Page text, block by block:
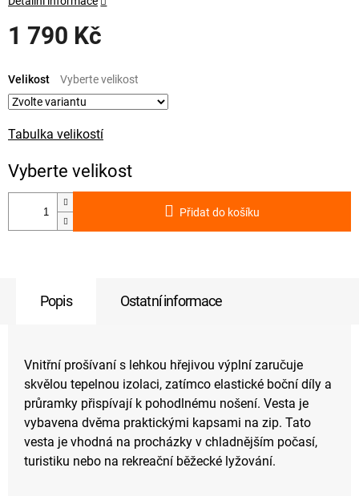
1 790 Kč
cena:
Tabulka velikostí
Velikost
Přidat do košíku
Popis Ostatní informace
Vnitřní prošívaní s lehkou hřejivou výplní zaručuje
skvělou tepelnou izolaci, zatímco elastické boční díly a
průramky přispívají k pohodlnému nošení. Vesta je
vybavena dvěma praktickými kapsami na zip. Tato
vesta je vhodná na procházky v chladnějším počasí,
turistiku nebo na rekreační běžecké lyžování.